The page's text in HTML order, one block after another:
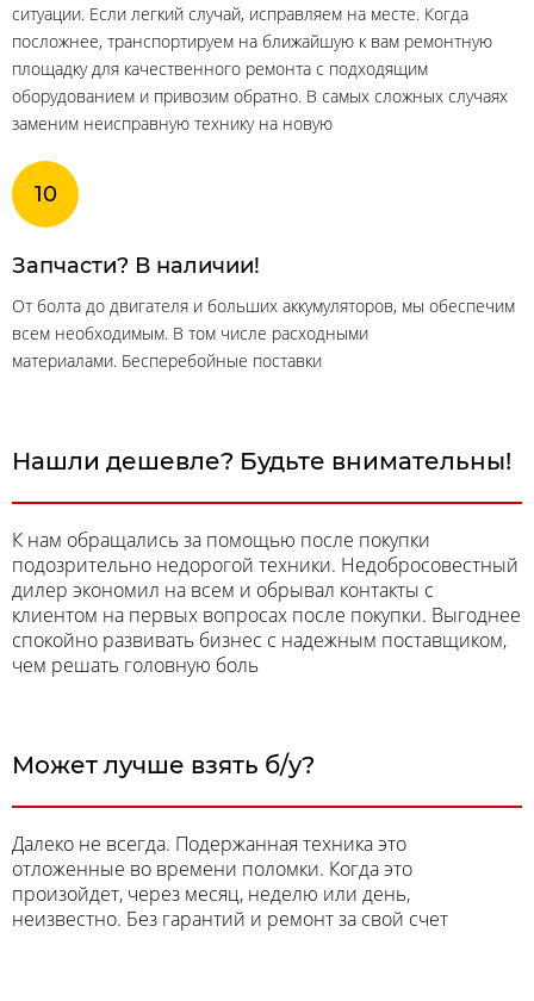
ситуации. Если легкий случай, исправляем на месте. Когда
посложнее, транспортируем на ближайшую к вам ремонтную
площадку для качественного ремонта с подходящим
оборудованием и привозим обратно. В самых сложных случаях
заменим неисправную технику на новую
Запчасти? В наличии!
От болта до двигателя и больших аккумуляторов, мы обеспечим
всем необходимым. В том числе расходными
материалами. Бесперебойные поставки
Нашли дешевле? Будьте внимательны!
К нам обращались за помощью после покупки
подозрительно недорогой техники. Недобросовестный
дилер экономил на всем и обрывал контакты с
клиентом на первых вопросах после покупки. Выгоднее
спокойно развивать бизнес с надежным поставщиком,
чем решать головную боль
Может лучше взять б/у?
Далеко не всегда. Подержанная техника это
отложенные во времени поломки. Когда это
произойдет, через месяц, неделю или день,
неизвестно. Без гарантий и ремонт за свой счет